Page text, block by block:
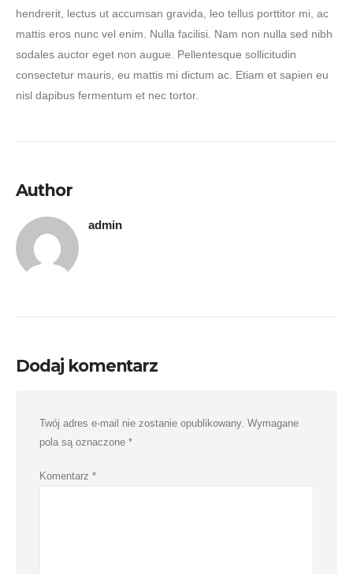
hendrerit, lectus ut accumsan gravida, leo tellus porttitor mi, ac
mattis eros nunc vel enim. Nulla facilisi. Nam non nulla sed nibh
sodales auctor eget non augue. Pellentesque sollicitudin
consectetur mauris, eu mattis mi dictum ac. Etiam et sapien eu
nisl dapibus fermentum et nec tortor.
Author
admin
Dodaj komentarz
Twój adres e-mail nie zostanie opublikowany. Wymagane
pola są oznaczone *
Komentarz *